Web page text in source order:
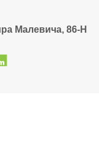
Малевича, 86-Н